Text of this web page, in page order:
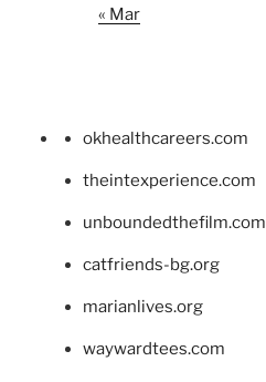
« Mar
okhealthcareers.com
theintexperience.com
unboundedthefilm.com
catfriends-bg.org
marianlives.org
waywardtees.com